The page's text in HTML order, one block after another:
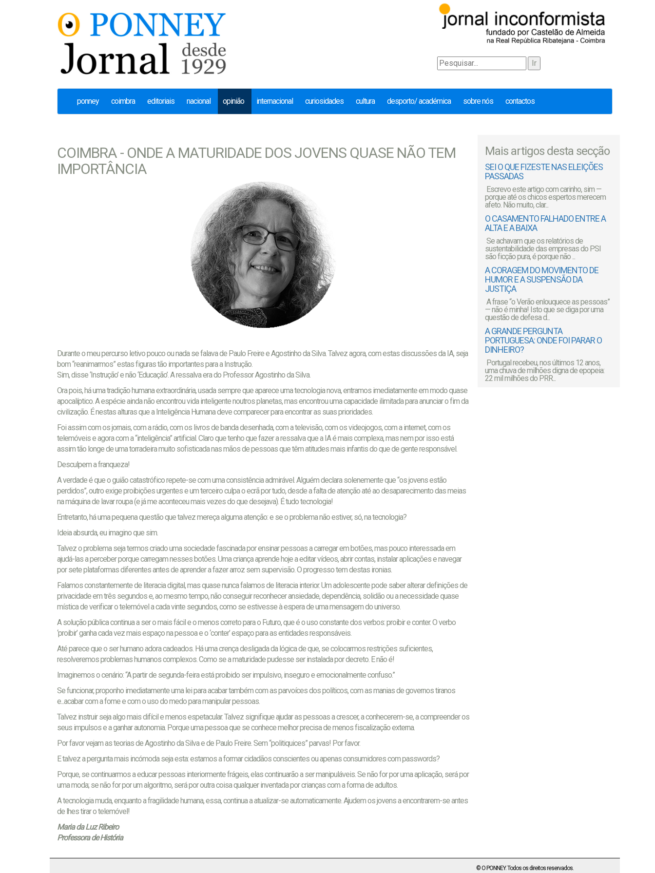
ponney coimbra editoriais nacional opinião internacional curiosidades cultura desporto/ académica sobre nós contactos
COIMBRA - ONDE A MATURIDADE DOS JOVENS QUASE NÃO TEM
IMPORTÂNCIA
Durante o meu percurso letivo pouco ou nada se falava de Paulo Freire e Agostinho da Silva. Talvez agora, com estas discussões da IA, seja
bom “reanimarmos” estas figuras tão importantes para a Instrução.
Sim, disse ‘Instrução’ e não ‘Educação’. A ressalva era do Professor Agostinho da Silva.
Ora pois, há uma tradição humana extraordinária, usada sempre que aparece uma tecnologia nova, entramos imediatamente em modo quase
apocalíptico. A espécie ainda não encontrou vida inteligente noutros planetas, mas encontrou uma capacidade ilimitada para anunciar o fim da
civilização. É nestas alturas que a Inteligência Humana deve comparecer para encontrar as suas prioridades.
Foi assim com os jornais, com a rádio, com os livros de banda desenhada, com a televisão, com os videojogos, com a internet, com os
telemóveis e agora com a “inteligência” artificial. Claro que tenho que fazer a ressalva que a IA é mais complexa, mas nem por isso está
assim tão longe de uma torradeira muito sofisticada nas mãos de pessoas que têm atitudes mais infantis do que de gente responsável.
Desculpem a franqueza!
A verdade é que o guião catastrófico repete-se com uma consistência admirável. Alguém declara solenemente que “os jovens estão
perdidos”, outro exige proibições urgentes e um terceiro culpa o ecrã por tudo, desde a falta de atenção até ao desaparecimento das meias
na máquina de lavar roupa (e já me aconteceu mais vezes do que desejava). É tudo tecnologia!
Entretanto, há uma pequena questão que talvez mereça alguma atenção: e se o problema não estiver, só, na tecnologia?
Ideia absurda, eu imagino que sim.
Talvez o problema seja termos criado uma sociedade fascinada por ensinar pessoas a carregar em botões, mas pouco interessada em
ajudá-las a perceber porque carregam nesses botões. Uma criança aprende hoje a editar vídeos, abrir contas, instalar aplicações e navegar
por sete plataformas diferentes antes de aprender a fazer arroz sem supervisão. O progresso tem destas ironias.
Falamos constantemente de literacia digital, mas quase nunca falamos de literacia interior. Um adolescente pode saber alterar definições de
privacidade em três segundos e, ao mesmo tempo, não conseguir reconhecer ansiedade, dependência, solidão ou a necessidade quase
mística de verificar o telemóvel a cada vinte segundos, como se estivesse à espera de uma mensagem do universo.
A solução pública continua a ser o mais fácil e o menos correto para o Futuro, que é o uso constante dos verbos: proibir e conter. O verbo
‘proibir’ ganha cada vez mais espaço na pessoa e o ‘conter’ espaço para as entidades responsáveis.
Até parece que o ser humano adora cadeados. Há uma crença desligada da lógica de que, se colocarmos restrições suficientes,
resolveremos problemas humanos complexos. Como se a maturidade pudesse ser instalada por decreto. E não é!
Imaginemos o cenário: “A partir de segunda-feira está proibido ser impulsivo, inseguro e emocionalmente confuso.”
Se funcionar, proponho imediatamente uma lei para acabar também com as parvoíces dos políticos, com as manias de governos tiranos
e...acabar com a fome e com o uso do medo para manipular pessoas.
Talvez instruir seja algo mais difícil e menos espetacular. Talvez signifique ajudar as pessoas a crescer, a conhecerem-se, a compreender os
seus impulsos e a ganhar autonomia. Porque uma pessoa que se conhece melhor precisa de menos fiscalização externa.
Por favor vejam as teorias de Agostinho da Silva e de Paulo Freire. Sem “politiquices” parvas! Por favor.
E talvez a pergunta mais incómoda seja esta: estamos a formar cidadãos conscientes ou apenas consumidores com passwords?
Porque, se continuarmos a educar pessoas interiormente frágeis, elas continuarão a ser manipuláveis. Se não for por uma aplicação, será por
uma moda; se não for por um algoritmo, será por outra coisa qualquer inventada por crianças com a forma de adultos.
A tecnologia muda, enquanto a fragilidade humana, essa, continua a atualizar-se automaticamente. Ajudem os jovens a encontrarem-se antes
de lhes tirar o telemóvel!
Maria da Luz Ribeiro
Professora de História
Mais artigos desta secção
SEI O QUE FIZESTE NAS ELEIÇÕES
PASSADAS
Escrevo este artigo com carinho, sim —
porque até os chicos espertos merecem
afeto. Não muito, clar...
O CASAMENTO FALHADO ENTRE A
ALTA E A BAIXA
Se achavam que os relatórios de
sustentabilidade das empresas do PSI
são ficção pura, é porque não ...
A CORAGEM DO MOVIMENTO DE
HUMOR E A SUSPENSÃO DA
JUSTIÇA
A frase “o Verão enlouquece as pessoas”
— não é minha! Isto que se diga por uma
questão de defesa d...
A GRANDE PERGUNTA
PORTUGUESA: ONDE FOI PARAR O
DINHEIRO?
Portugal recebeu, nos últimos 12 anos,
uma chuva de milhões digna de epopeia:
22 mil milhões do PRR...
© O PONNEY. Todos os direitos reservados.